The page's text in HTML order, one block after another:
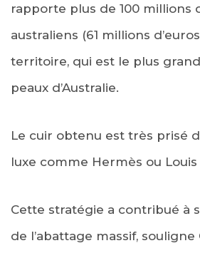
rapporte plus de 100 millions
australiens (61 millions
territoire, qui est le plus
peaux d’Australie.
Le cuir obtenu est très prisé
luxe comme Hermès ou Louis
Cette stratégie a contribué à
de l’abattage massif, souligne